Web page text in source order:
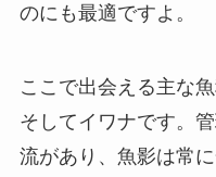
のにも最適ですよ。
ここで出会える主な
そしてイワナです。
流があり、魚影は常